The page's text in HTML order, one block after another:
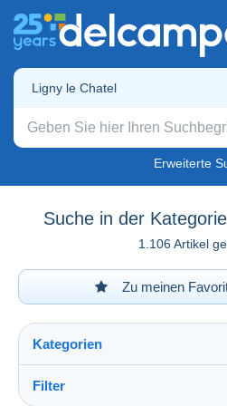
Ligny le Chatel
Erweiterte
Suche in der Kategorie
1.106 Artikel
Zu meinen
Kategorien
Filter